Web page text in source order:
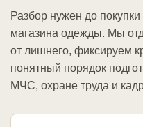
Разбор нужен до
магазина одежды. Мы
от лишнего, фиксируем
понятный порядок
МЧС, охране труда и